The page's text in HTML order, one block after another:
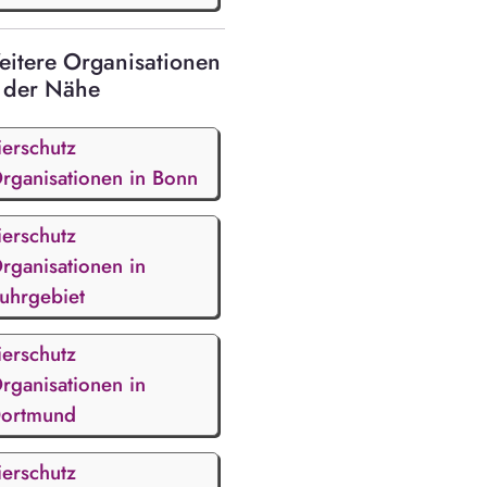
Organisationen
Nähe
in Bonn
in
in